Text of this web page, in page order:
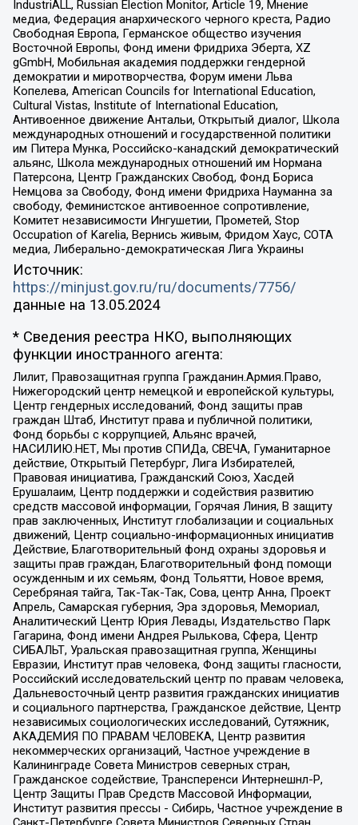
IndustriALL, Russian Election Monitor, Article 19, Мнение
медиа, Федерация анархического черного креста, Радио
Свободная Европа, Германское общество изучения
Восточной Европы, Фонд имени Фридриха Эберта, XZ
gGmbH, Мобильная академия поддержки гендерной
демократии и миротворчества, Форум имени Льва
Копелева, American Councils for International Education,
Cultural Vistas, Institute of International Education,
Антивоенное движение Антальи, Открытый диалог, Школа
международных отношений и государственной политики
им Питера Мунка, Российско-канадский демократический
альянс, Школа международных отношений им Нормана
Патерсона, Центр Гражданских Свобод, Фонд Бориса
Немцова за Свободу, Фонд имени Фридриха Науманна за
свободу, Феминистское антивоенное сопротивление,
Комитет независимости Ингушетии, Прометей, Stop
Occupation of Karelia, Вернись живым, Фридом Хаус, СОТА
медиа, Либерально-демократическая Лига Украины
Источник:
https://minjust.gov.ru/ru/documents/7756/
данные на 13.05.2024
* Сведения реестра НКО, выполняющих
функции иностранного агента:
Лилит, Правозащитная группа Гражданин.Армия.Право,
Нижегородский центр немецкой и европейской культуры,
Центр гендерных исследований, Фонд защиты прав
граждан Штаб, Институт права и публичной политики,
Фонд борьбы с коррупцией, Альянс врачей,
НАСИЛИЮ.НЕТ, Мы против СПИДа, СВЕЧА, Гуманитарное
действие, Открытый Петербург, Лига Избирателей,
Правовая инициатива, Гражданский Союз, Хасдей
Ерушалаим, Центр поддержки и содействия развитию
средств массовой информации, Горячая Линия, В защиту
прав заключенных, Институт глобализации и социальных
движений, Центр социально-информационных инициатив
Действие, Благотворительный фонд охраны здоровья и
защиты прав граждан, Благотворительный фонд помощи
осужденным и их семьям, Фонд Тольятти, Новое время,
Серебряная тайга, Так-Так-Так, Сова, центр Анна, Проект
Апрель, Самарская губерния, Эра здоровья, Мемориал,
Аналитический Центр Юрия Левады, Издательство Парк
Гагарина, Фонд имени Андрея Рылькова, Сфера, Центр
СИБАЛЬТ, Уральская правозащитная группа, Женщины
Евразии, Институт прав человека, Фонд защиты гласности,
Российский исследовательский центр по правам человека,
Дальневосточный центр развития гражданских инициатив
и социального партнерства, Гражданское действие, Центр
независимых социологических исследований, Сутяжник,
АКАДЕМИЯ ПО ПРАВАМ ЧЕЛОВЕКА, Центр развития
некоммерческих организаций, Частное учреждение в
Калининграде Совета Министров северных стран,
Гражданское содействие, Трансперенси Интернешнл-Р,
Центр Защиты Прав Средств Массовой Информации,
Институт развития прессы - Сибирь, Частное учреждение в